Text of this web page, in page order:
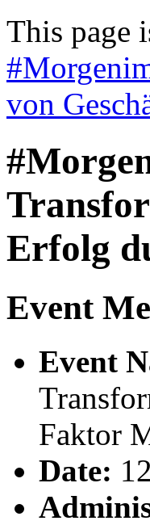
This page
von
Erfolg
Event
Event
Faktor
Date: